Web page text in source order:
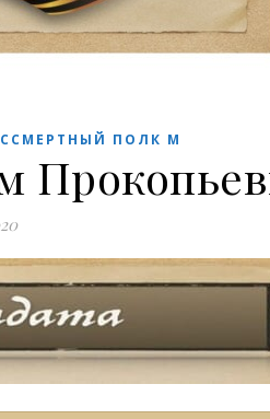
ПОЛК М